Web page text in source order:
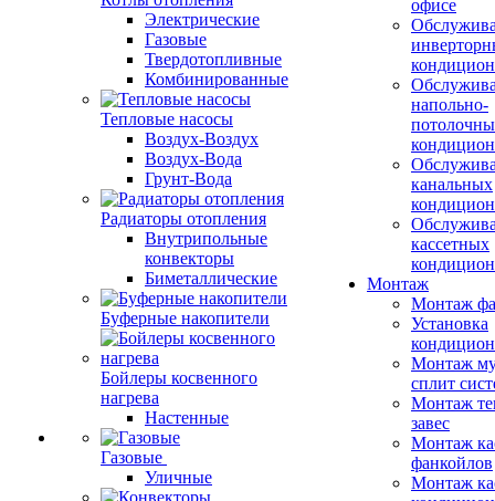
Электрические
Газовые
Твердотопливные
Комбинированные
Тепловые насосы
Воздух-Воздух
Воздух-Вода
Грунт-Вода
Радиаторы отопления
Внутрипольные
конвекторы
Биметаллические
Буферные накопители
Бойлеры косвенного
нагрева
Настенные
Газовые
Уличные
офисе
напольно-
канальных
кассетных
Монтаж
Монтаж
Установка
Монтаж
сплит
Монтаж
завес
Монтаж
фанкойлов
Монтаж